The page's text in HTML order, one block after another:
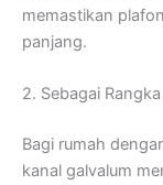
memastikan
panjang.
2. Sebagai
Bagi rumah
kanal galvalum